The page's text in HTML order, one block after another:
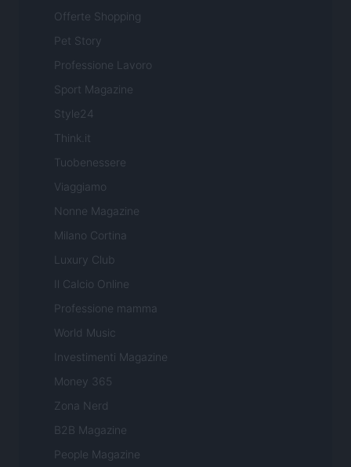
Offerte Shopping
Pet Story
Professione Lavoro
Sport Magazine
Style24
Think.it
Tuobenessere
Viaggiamo
Nonne Magazine
Milano Cortina
Luxury Club
Il Calcio Online
Professione mamma
World Music
Investimenti Magazine
Money 365
Zona Nerd
B2B Magazine
People Magazine